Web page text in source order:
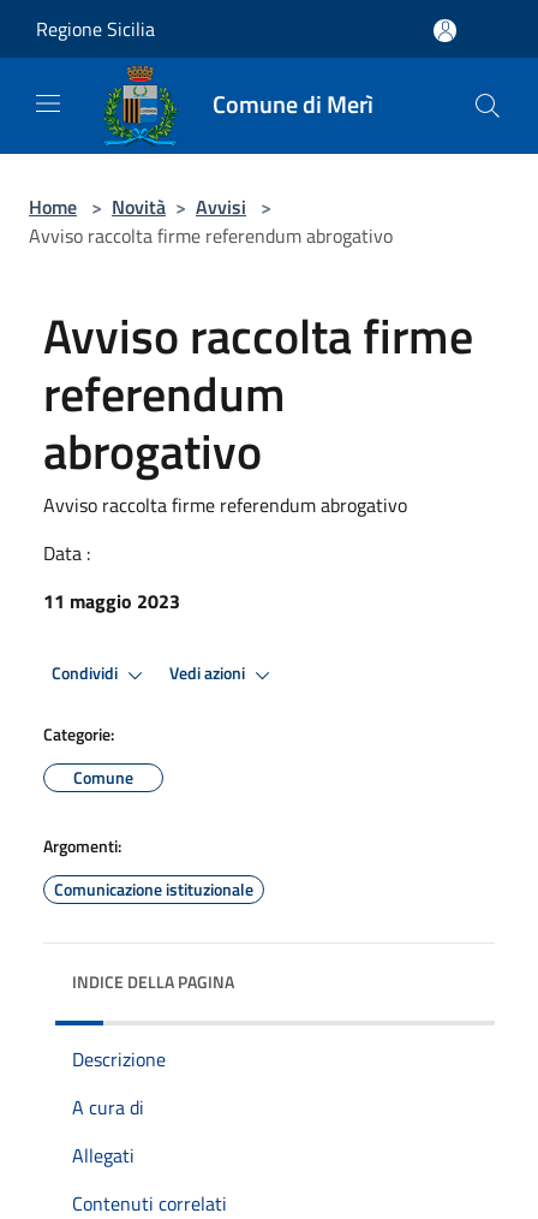
Regione Sicilia
Comune di Merì
Home > Novità > Avvisi >
Avviso raccolta firme referendum abrogativo
Avviso raccolta firme
referendum
abrogativo
Avviso raccolta firme referendum abrogativo
Data :
11 maggio 2023
Condividi Vedi azioni
Categorie:
Comune
Argomenti:
Comunicazione istituzionale
INDICE DELLA PAGINA
Descrizione
A cura di
Allegati
Contenuti correlati